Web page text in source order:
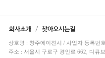
상호명 : 창주에이젼시 / 사업자 등록번
주소 : 서울시 구로구 경인로 662, 디큐